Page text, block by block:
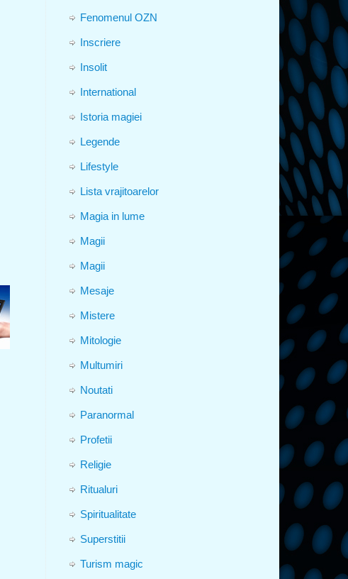
Fenomenul OZN
Inscriere
Insolit
International
Istoria magiei
Legende
Lifestyle
Lista vrajitoarelor
Magia in lume
Magii
Magii
Mesaje
Mistere
Mitologie
Multumiri
Noutati
Paranormal
Profetii
Religie
Ritualuri
Spiritualitate
Superstitii
Turism magic